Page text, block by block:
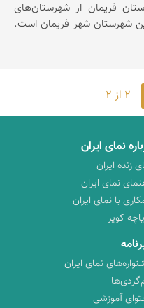
زیستگاه كهن خراسان شهرستان فریمان از شهرستان‌های
شهرستان شهر فریمان است.
2 از 2
نمای ایران
زنده ایران
نمای ایران
با نمای ایران
کویر
نمای ایران
آموزشی